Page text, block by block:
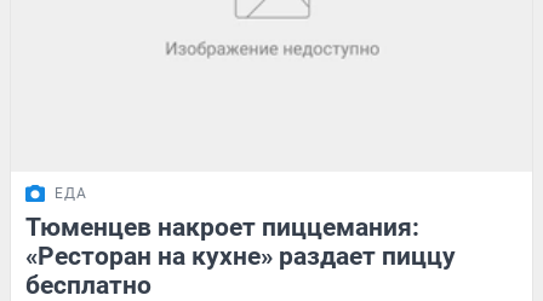
ЕДА
Тюменцев накроет пиццемания:
«Ресторан на кухне» раздает пиццу
бесплатно